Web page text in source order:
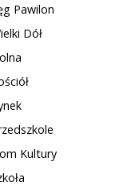
Multimedia
Ochrona danych osobowych
Pawilon
Dół
Kultury